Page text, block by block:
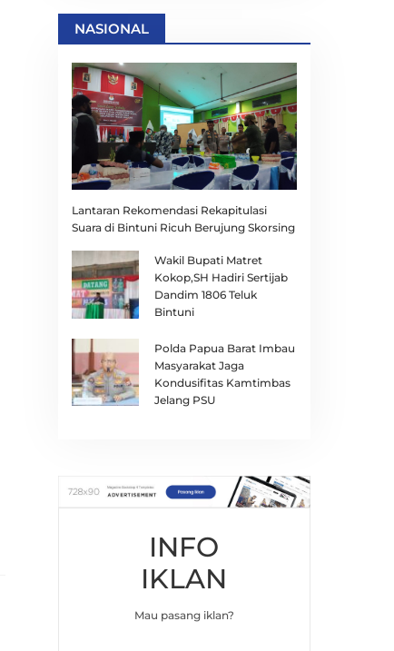
NASIONAL
Lantaran Rekomendasi Rekapitulasi
Suara di Bintuni Ricuh Berujung Skorsing
Wakil Bupati Matret
Kokop,SH Hadiri Sertijab
Dandim 1806 Teluk
Bintuni
Polda Papua Barat Imbau
Masyarakat Jaga
Kondusifitas Kamtimbas
Jelang PSU
INFO
IKLAN
Mau pasang iklan?